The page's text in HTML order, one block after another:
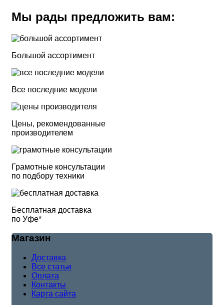
Мы рады предложить вам:
Большой ассортимент
Все последние модели
Цены, рекомендованные
производителем
Грамотные консультации
по подбору техники
Бесплатная доставка
по Уфе*
Магазин
Доставка
Все статьи
Оплата
Контакты
Карта сайта